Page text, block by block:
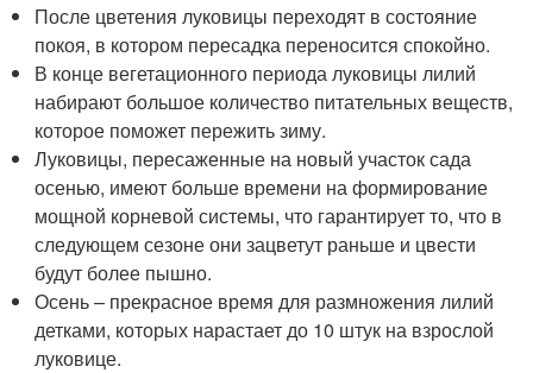
После цветения луковицы переходят в состояние
покоя, в котором пересадка переносится спокойно.
В конце вегетационного периода луковицы лилий
набирают большое количество питательных веществ,
которое поможет пережить зиму.
Луковицы, пересаженные на новый участок сада
осенью, имеют больше времени на формирование
мощной корневой системы, что гарантирует то, что в
следующем сезоне они зацветут раньше и цвести
будут более пышно.
Осень – прекрасное время для размножения лилий
детками, которых нарастает до 10 штук на взрослой
луковице.